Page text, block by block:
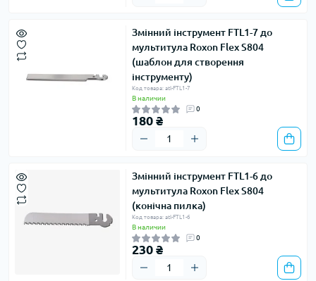
Змінний інструмент FTL1-7 до
мультитула Roxon Flex S804
(шаблон для створення
інструменту)
Код товара: atl-FTL1-7
В наличии
0
180 ₴
Змінний інструмент FTL1-6 до
мультитула Roxon Flex S804
(конічна пилка)
Код товара: atl-FTL1-6
В наличии
0
230 ₴